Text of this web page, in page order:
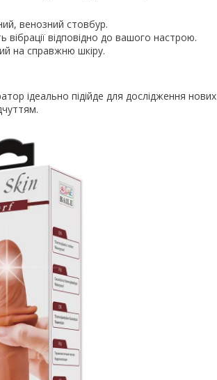
венозний стовбур.
відповідно до вашого настрою.
на справжню шкіру.
ідеально підійде для дослідження нових